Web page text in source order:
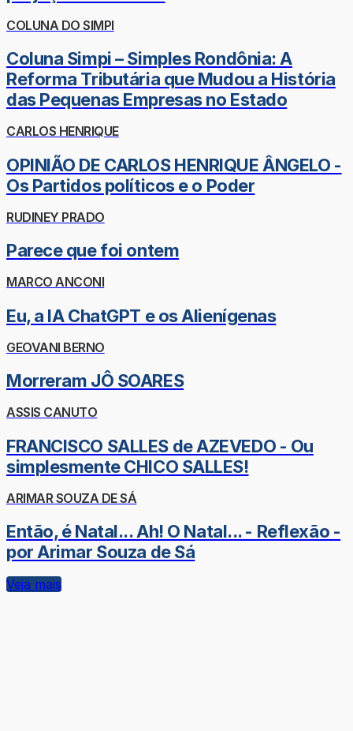
COLUNA DO SIMPI
Coluna Simpi – Simples Rondônia: A
Reforma Tributária que Mudou a História
das Pequenas Empresas no Estado
CARLOS HENRIQUE
OPINIÃO DE CARLOS HENRIQUE ÂNGELO -
Os Partidos políticos e o Poder
RUDINEY PRADO
Parece que foi ontem
MARCO ANCONI
Eu, a IA ChatGPT e os Alienígenas
GEOVANI BERNO
Morreram JÔ SOARES
ASSIS CANUTO
FRANCISCO SALLES de AZEVEDO - Ou
simplesmente CHICO SALLES!
ARIMAR SOUZA DE SÁ
Então, é Natal... Ah! O Natal... - Reflexão -
por Arimar Souza de Sá
Veja mais